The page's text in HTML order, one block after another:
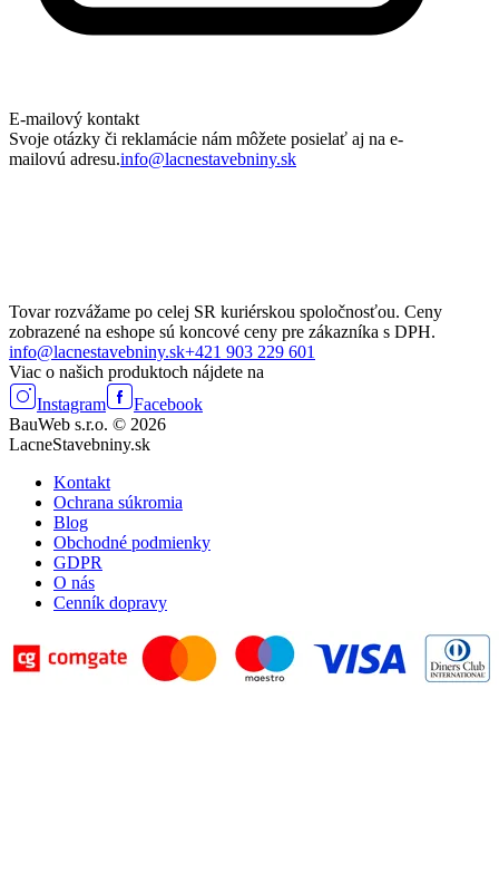
E-mailový kontakt
Svoje otázky či reklamácie nám môžete posielať aj na e-
mailovú adresu.info@lacnestavebniny.sk
Tovar rozvážame po celej SR kuriérskou spoločnosťou. Ceny
zobrazené na eshope sú koncové ceny pre zákazníka s DPH.
info@lacnestavebniny.sk+421 903 229 601
Viac o našich produktoch nájdete na
Instagram
Facebook
BauWeb s.r.o. © 2026
LacneStavebniny.sk
Kontakt
Ochrana súkromia
Blog
Obchodné podmienky
GDPR
O nás
Cenník dopravy